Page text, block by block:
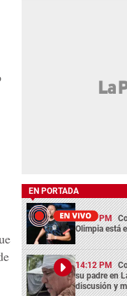
EN PORTADA
13:29 PM
Olimpia está
14:12 PM
su padre en
discusión y